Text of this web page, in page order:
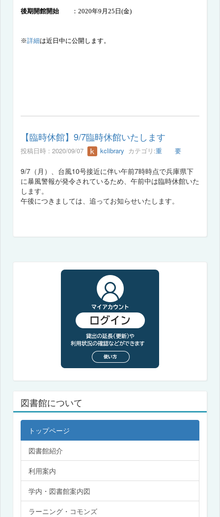
後期開館開始 ： 2020年9 月 25 日 (金)
※詳細は近日中に公開します。
【臨時休館】9/7臨時休館いたします
投稿日時 : 2020/09/07 kclibrary カテゴリ:重 要
9/7（月）、台風10号接近に伴い午前7時時点で兵庫県下
に暴風警報が発令されているため、午前中は臨時休館いた
します。
午後につきましては、追ってお知らせいたします。
図書館について
トップページ
図書館紹介
利用案内
学内・図書館案内図
ラーニング・コモンズ